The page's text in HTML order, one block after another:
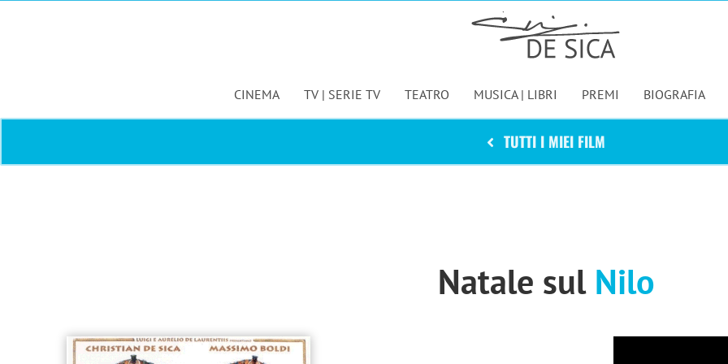
CINEMA TV | SERIE TV TEATRO MUSICA | LIBRI PREMI BIOGRAFIA
TUTTI I MIEI FILM
Natale sul Nilo